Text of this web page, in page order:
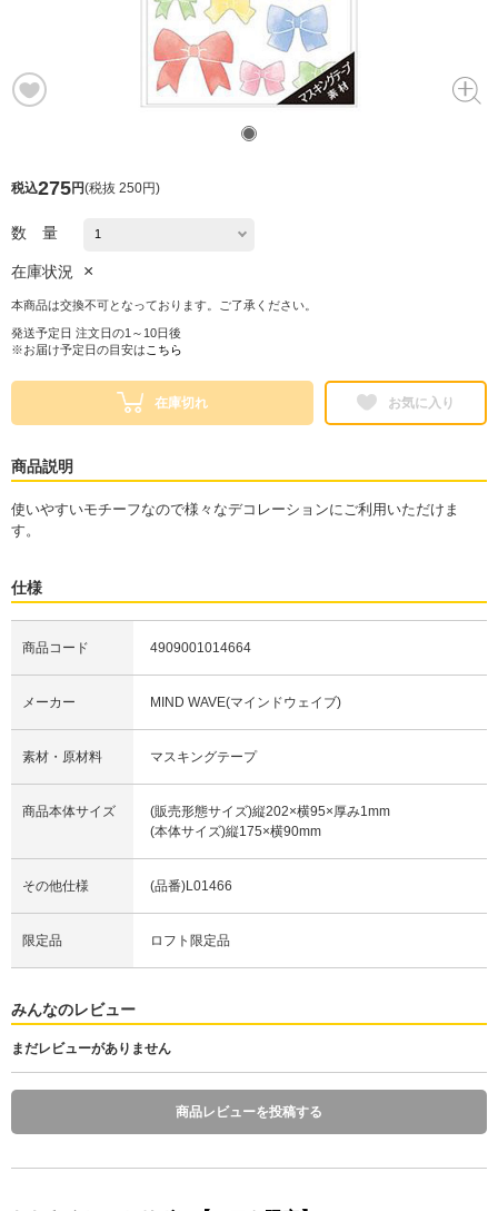
税込275円(税抜 250円)
数 量
在庫状況 ×
本商品は交換不可となっております。ご了承ください。
発送予定日 注文日の1～10日後
※お届け予定日の目安は こちら
在庫切れ お気に入り
商品説明
使いやすいモチーフなので様々なデコレーションにご利用いただけま
す。
仕様
商品コード 4909001014664
メーカー MIND WAVE(マインドウェイブ)
素材・原材料 マスキングテープ
商品本体サイズ
(販売形態サイズ)縦202×横95×厚み1mm
(本体サイズ)縦175×横90mm
その他仕様 (品番)L01466
限定品 ロフト限定品
みんなのレビュー
まだレビューがありません
商品レビューを投稿する